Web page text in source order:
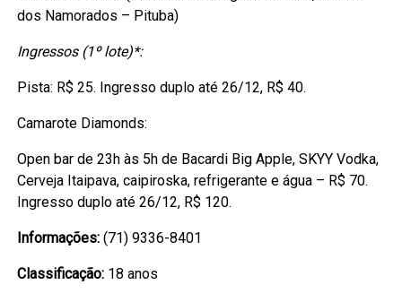
dos Namorados – Pituba)
Ingressos (1º lote)*:
Pista: R$ 25. Ingresso duplo até 26/12, R$ 40.
Camarote Diamonds:
Open bar de 23h às 5h de Bacardi Big Apple, SKYY Vodka,
Cerveja Itaipava, caipiroska, refrigerante e água – R$ 70.
Ingresso duplo até 26/12, R$ 120.
Informações: (71) 9336-8401
Classificação: 18 anos